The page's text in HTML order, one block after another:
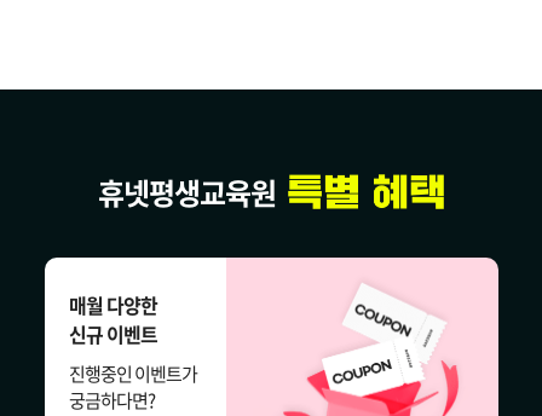
휴넷평생교육원
매월 다양한
신규 이벤트
진행중인 이벤트가
궁금하다면?